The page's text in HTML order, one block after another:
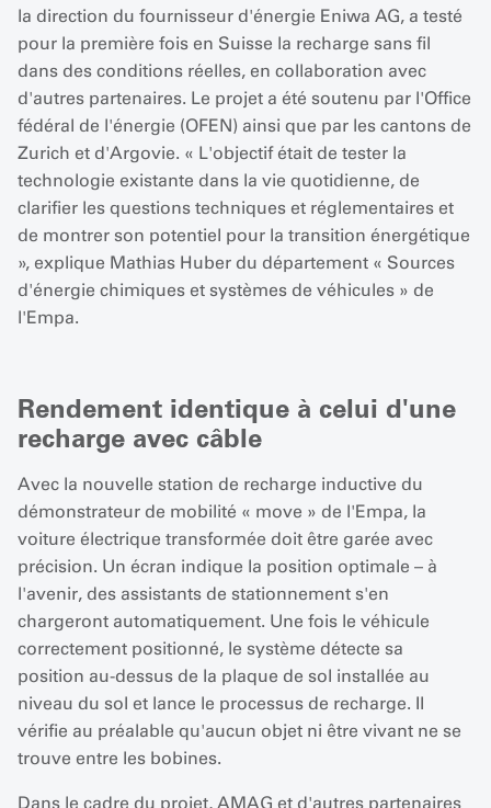
la direction du fournisseur d'énergie Eniwa AG, a testé
pour la première fois en Suisse la recharge sans fil
dans des conditions réelles, en collaboration avec
d'autres partenaires. Le projet a été soutenu par l'Office
fédéral de l'énergie (OFEN) ainsi que par les cantons de
Zurich et d'Argovie. « L'objectif était de tester la
technologie existante dans la vie quotidienne, de
clarifier les questions techniques et réglementaires et
de montrer son potentiel pour la transition énergétique
», explique Mathias Huber du département « Sources
d'énergie chimiques et systèmes de véhicules » de
l'Empa.
Rendement identique à celui d'une
recharge avec câble
Avec la nouvelle station de recharge inductive du
démonstrateur de mobilité « move » de l'Empa, la
voiture électrique transformée doit être garée avec
précision. Un écran indique la position optimale – à
l'avenir, des assistants de stationnement s'en
chargeront automatiquement. Une fois le véhicule
correctement positionné, le système détecte sa
position au-dessus de la plaque de sol installée au
niveau du sol et lance le processus de recharge. Il
vérifie au préalable qu'aucun objet ni être vivant ne se
trouve entre les bobines.
Dans le cadre du projet, AMAG et d'autres partenaires